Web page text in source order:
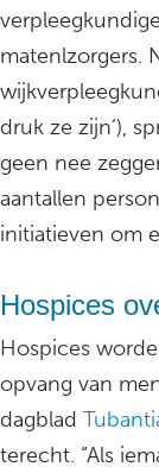
matenlzorgers.
druk ze zijn’),
geen nee
aantallen
initiatieven om
Hospices
Hospices
opvang van
dagblad
terecht. “Als